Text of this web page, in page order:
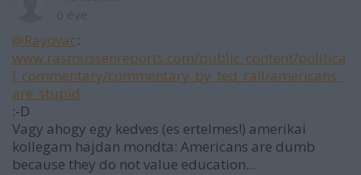
@Rayovac:
www.rasmussenreports.com/public_content/politica
l_commentary/commentary_by_ted_rall/americans_
are_stupid
:-D
Vagy ahogy egy kedves (es ertelmes!) amerikai
kollegam hajdan mondta: Americans are dumb
because they do not value education...